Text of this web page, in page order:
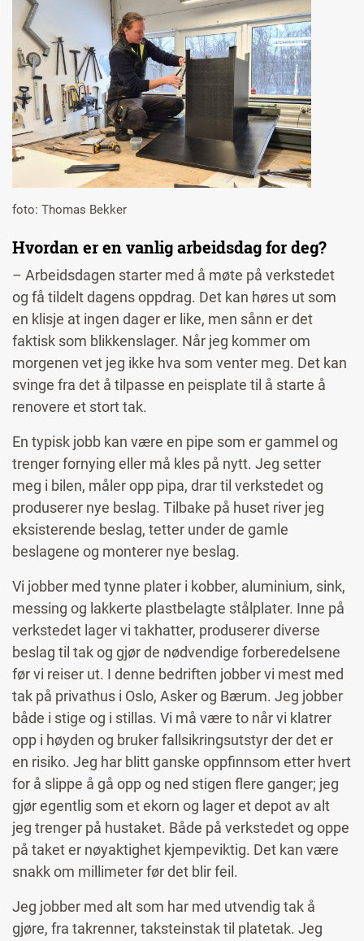
Image
foto: Thomas Bekker
Hvordan er en vanlig arbeidsdag for deg?
– Arbeidsdagen starter med å møte på verkstedet
og få tildelt dagens oppdrag. Det kan høres ut som
en klisje at ingen dager er like, men sånn er det
faktisk som blikkenslager. Når jeg kommer om
morgenen vet jeg ikke hva som venter meg. Det kan
svinge fra det å tilpasse en peisplate til å starte å
renovere et stort tak.
En typisk jobb kan være en pipe som er gammel og
trenger fornying eller må kles på nytt. Jeg setter
meg i bilen, måler opp pipa, drar til verkstedet og
produserer nye beslag. Tilbake på huset river jeg
eksisterende beslag, tetter under de gamle
beslagene og monterer nye beslag.
Vi jobber med tynne plater i kobber, aluminium, sink,
messing og lakkerte plastbelagte stålplater. Inne på
verkstedet lager vi takhatter, produserer diverse
beslag til tak og gjør de nødvendige forberedelsene
før vi reiser ut. I denne bedriften jobber vi mest med
tak på privathus i Oslo, Asker og Bærum. Jeg jobber
både i stige og i stillas. Vi må være to når vi klatrer
opp i høyden og bruker fallsikringsutstyr der det er
en risiko. Jeg har blitt ganske oppfinnsom etter hvert
for å slippe å gå opp og ned stigen flere ganger; jeg
gjør egentlig som et ekorn og lager et depot av alt
jeg trenger på hustaket. Både på verkstedet og oppe
på taket er nøyaktighet kjempeviktig. Det kan være
snakk om millimeter før det blir feil.
Jeg jobber med alt som har med utvendig tak å
gjøre, fra takrenner, taksteinstak til platetak. Jeg